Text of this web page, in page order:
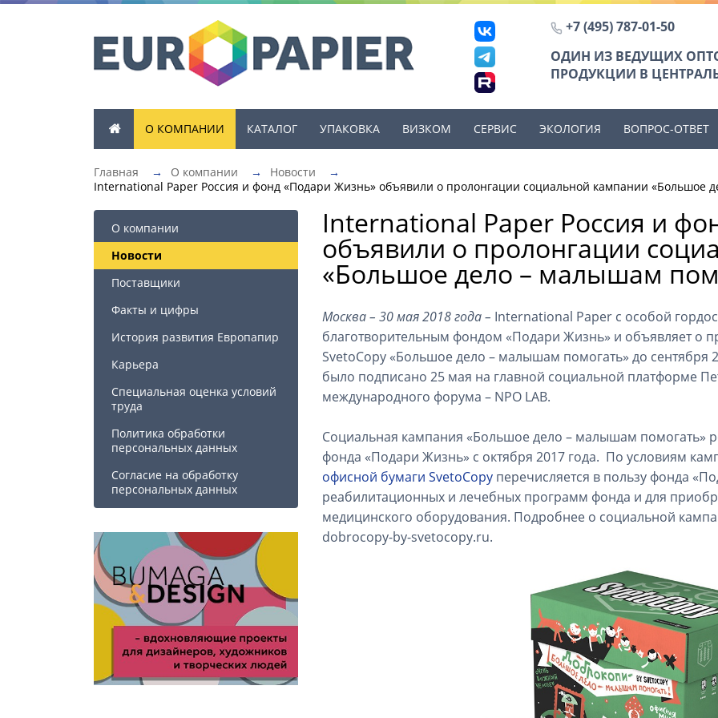
+7 (495) 787-01-50
ОДИН ИЗ ВЕДУЩИХ
ПРОДУКЦИИ В
О КОМПАНИИ КАТАЛОГ УПАКОВКА ВИЗКОМ СЕРВИС ЭКОЛОГИЯ ВОПРОС-ОТВЕТ
Главная → О компании → Новости
→
International Paper Россия и фонд «Подари Жизнь» объявили о пролонгации социальной кампании «Большое
О компании
Новости
Поставщики
Факты и цифры
История развития Европапир
Карьера
Специальная оценка условий
труда
Политика обработки
персональных данных
Cогласие на обработку
персональных данных
International Paper Россия и
объявили о пролонгации
«Большое дело – малышам
Москва – 30 мая 2018 года – International Paper с особой
благотворительным фондом «Подари Жизнь» и объявляет о
SvetoCopy «Большое дело – малышам помогать» до сентября
было подписано 25 мая на главной социальной платформе
международного форума – NPO LAB.
Социальная кампания «Большое дело – малышам помогать»
фонда «Подари Жизнь» с октября 2017 года. По условиям
офисной бумаги SvetoCopy перечисляется в пользу фонда
реабилитационных и лечебных программ фонда и для
медицинского оборудования. Подробнее о социальной
dobrocopy-by-svetocopy.ru.